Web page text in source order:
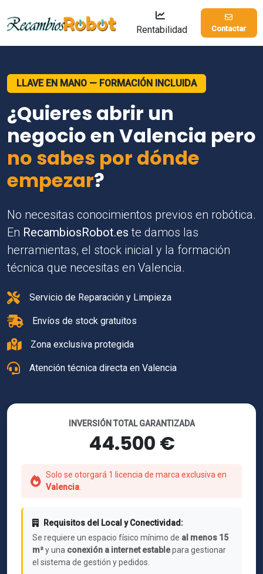
Rentabilidad Contactar
LLAVE EN MANO — FORMACIÓN INCLUIDA
¿Quieres abrir un
negocio en Valencia pero
no sabes por dónde
empezar?
No necesitas conocimientos previos en robótica.
En RecambiosRobot.es te damos las
herramientas, el stock inicial y la formación
técnica que necesitas en Valencia.
Servicio de Reparación y Limpieza
Envíos de stock gratuitos
Zona exclusiva protegida
Atención técnica directa en Valencia
INVERSIÓN TOTAL GARANTIZADA
44.500 €
Solo se otorgará 1 licencia de marca exclusiva en
Valencia
Requisitos del Local y Conectividad:
Se requiere un espacio físico mínimo de al menos 15
m²y una conexión a internet establepara gestionar
el sistema de gestión y pedidos.